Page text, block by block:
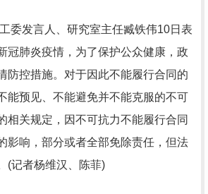
发言人、研究室主任臧铁伟10日表
冠肺炎疫情，为了保护公众健康，政
防控措施。对于因此不能履行合同的
能预见、不能避免并不能克服的不可
相关规定，因不可抗力不能履行合同
影响，部分或者全部免除责任，但法
(记者杨维汉、陈菲)